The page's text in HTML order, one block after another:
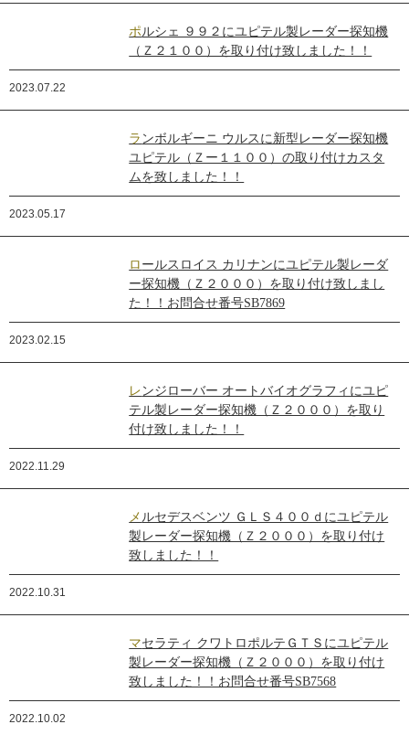
ポルシェ ９９２にユピテル製レーダー探知機
（Ｚ２１００）を取り付け致しました！！
2023.07.22
ランボルギーニ ウルスに新型レーダー探知機
ユピテル（Ｚー１１００）の取り付けカスタ
ムを致しました！！
2023.05.17
ロールスロイス カリナンにユピテル製レーダ
ー探知機（Ｚ２０００）を取り付け致しまし
た！！お問合せ番号SB7869
2023.02.15
レンジローバー オートバイオグラフィにユピ
テル製レーダー探知機（Ｚ２０００）を取り
付け致しました！！
2022.11.29
メルセデスベンツ ＧＬＳ４００ｄにユピテル
製レーダー探知機（Ｚ２０００）を取り付け
致しました！！
2022.10.31
マセラティ クワトロポルテＧＴＳにユピテル
製レーダー探知機（Ｚ２０００）を取り付け
致しました！！お問合せ番号SB7568
2022.10.02